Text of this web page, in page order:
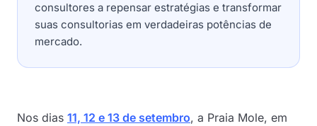
consultores a repensar estratégias e transformar
suas consultorias em verdadeiras potências de
mercado.
Nos dias 11, 12 e 13 de setembro, a Praia Mole, em